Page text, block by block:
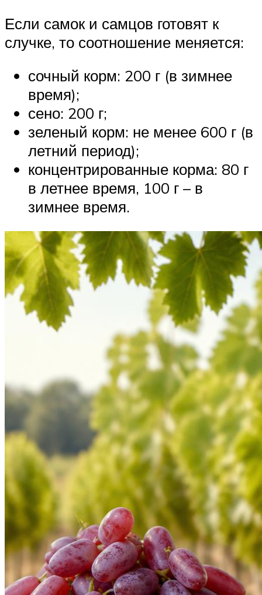
Если самок и самцов готовят к
случке, то соотношение меняется:
сочный корм: 200 г (в зимнее
время);
сено: 200 г;
зеленый корм: не менее 600 г (в
летний период);
концентрированные корма: 80 г
в летнее время, 100 г – в
зимнее время.